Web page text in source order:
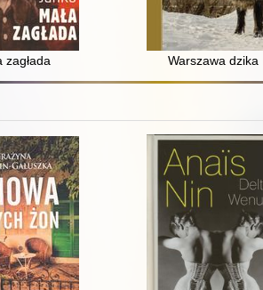
zagłada Warszawa dzika